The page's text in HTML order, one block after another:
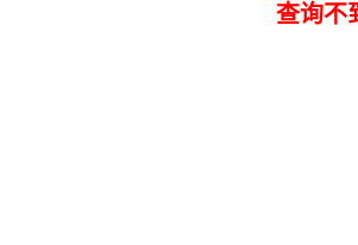
查询不